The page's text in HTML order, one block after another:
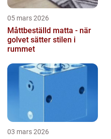
05 mars 2026
Måttbeställd matta - när
golvet sätter stilen i
rummet
03 mars 2026